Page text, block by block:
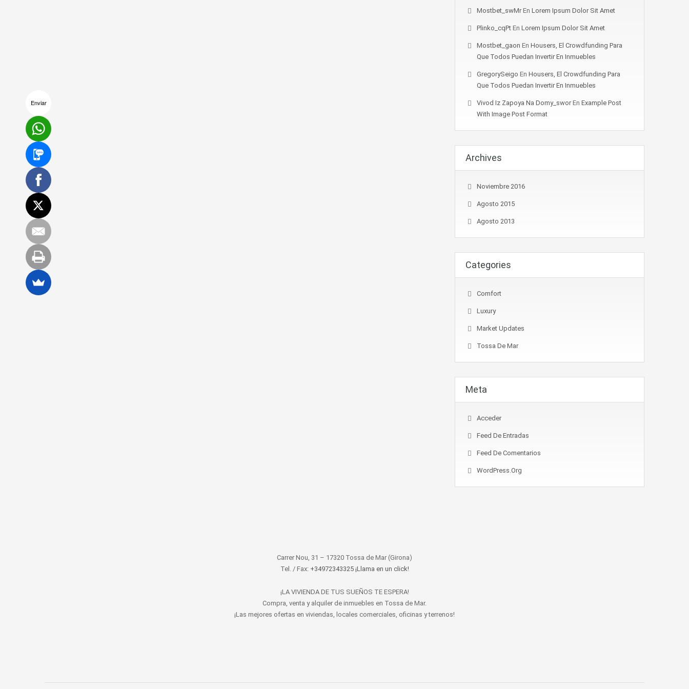
Mostbet_swMrEn Lorem Ipsum Dolor Sit Amet
Plinko_cqPt En Lorem Ipsum Dolor Sit Amet
Mostbet_gaon En Housers, El Crowdfunding Para
Que Todos Puedan Invertir En Inmuebles
GregorySeigo En Housers, El Crowdfunding Para
Que Todos Puedan Invertir En Inmuebles
Vivod Iz Zapoya Na Domy_sworEn Example Post
With Image Post Format
Archives
Noviembre 2016
Agosto 2015
Agosto 2013
Categories
Comfort
Luxury
Market Updates
Tossa De Mar
Meta
Acceder
Feed De Entradas
Feed De Comentarios
WordPress.org
Carrer Nou, 31 – 17320 Tossa de Mar (Girona)
Tel. / Fax: +34972343325 ¡Llama en un click!
¡LA VIVIENDA DE TUS SUEÑOS TE ESPERA!
Compra, venta y alquiler de inmuebles en Tossa de Mar.
¡Las mejores ofertas en viviendas, locales comerciales, oficinas y terrenos!
Enviar